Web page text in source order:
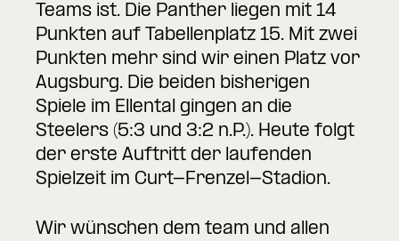
Teams ist. Die Panther liegen mit 14
Punkten auf Tabellenplatz 15. Mit zwei
Punkten mehr sind wir einen Platz vor
Augsburg. Die beiden bisherigen
Spiele im Ellental gingen an die
Steelers (5:3 und 3:2 n.P.). Heute folgt
der erste Auftritt der laufenden
Spielzeit im Curt-Frenzel-Stadion.
Wir wünschen dem team und allen